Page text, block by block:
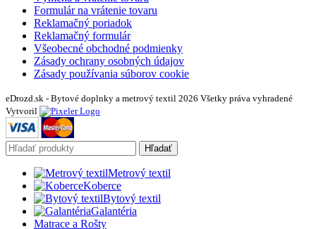
Formulár na vrátenie tovaru
Reklamačný poriadok
Reklamačný formulár
Všeobecné obchodné podmienky
Zásady ochrany osobných údajov
Zásady používania súborov cookie
eDrozd.sk - Bytové doplnky a metrový textil 2026 Všetky práva vyhradené
Vytvoril
Hľadať
Metrový textil
Koberce
Bytový textil
Galantéria
Matrace a Rošty